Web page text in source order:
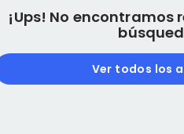
¡Ups! No
Ver todos los